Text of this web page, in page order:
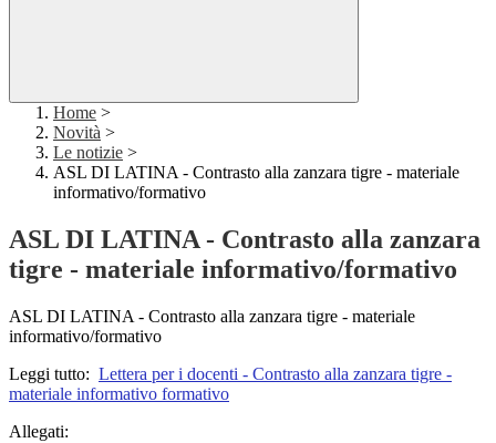
Home >
Novità >
Le notizie >
ASL DI LATINA - Contrasto alla zanzara tigre - materiale
informativo/formativo
ASL DI LATINA - Contrasto alla zanzara
tigre - materiale informativo/formativo
ASL DI LATINA - Contrasto alla zanzara tigre - materiale
informativo/formativo
Leggi tutto: Lettera per i docenti - Contrasto alla zanzara tigre -
materiale informativo formativo
Allegati: